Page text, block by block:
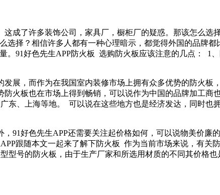
成了许多装饰公司，家具厂，橱柜厂的疑惑。那该怎
该怎么选择？相信许多人都有一种心理暗示，都觉得外国的品牌
好色先生APP防火板 选购防火板应该注意的几点： 1、图
，而作为在我国室内装修市场上拥有众多优势的防火板
板也在市场上得到畅销，可以说作为中国的品牌加工商也
、上海等地。 可以说在这些地方也是经济发达，同时也
，91好色先生APP还需要关注起价格如何，可以说物美价
跟随本文一起来了解下防火板 作为当前市场来说，有关
号的防火板，由于生产厂家和所选用材质的不同其价格也